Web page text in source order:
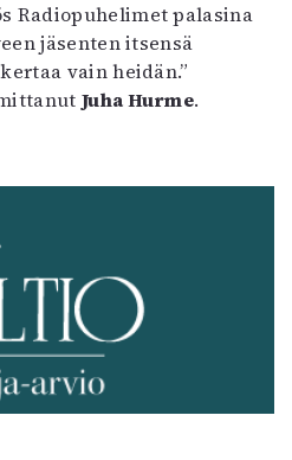
Radiopuhelimet palasina
jäsenten itsensä
vain heidän.”
Juha Hurme.